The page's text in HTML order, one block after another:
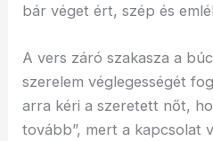
bár véget ért, szép és
A vers záró szakasza a
szerelem véglegességét
arra kéri a szeretett nőt,
tovább”, mert a kapcsolat